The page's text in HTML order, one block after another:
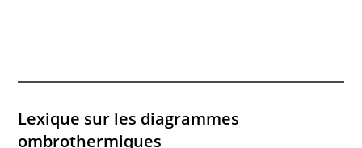
Lexique sur les diagrammes
ombrothermiques